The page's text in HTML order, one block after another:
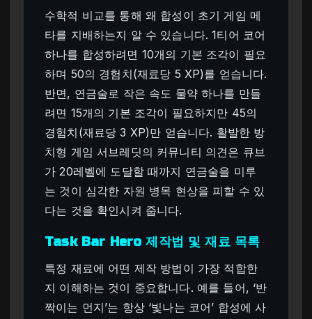
수학적 비교를 통해 왜 합성이 초기 게임 메
타를 지배하는지 알 수 있습니다. 1티어 코어
하나를 합성하려면 10개의 기본 조각이 필요
하며 50의 경험치(재료당 5 XP)를 얻습니다.
반면, 연금술로 작은 속도 물약 하나를 만들
려면 15개의 기본 조각이 필요하지만 45의
경험치(재료당 3 XP)만 얻습니다. 활발한 방
치형 게임 서브레딧의 커뮤니티 의견은 큐브
가 20레벨에 도달할 때까지 연금술을 미루
는 것이 심각한 자원 병목 현상을 피할 수 있
다는 것을 확인시켜 줍니다.
Task Bar Hero 제작법 및 재료 목록
특정 재료에 어떤 제작 방법이 가장 적합한
지 이해하는 것이 중요합니다. 예를 들어, ‘반
짝이는 먼지’는 항상 ‘빛나는 코어’ 합성에 사